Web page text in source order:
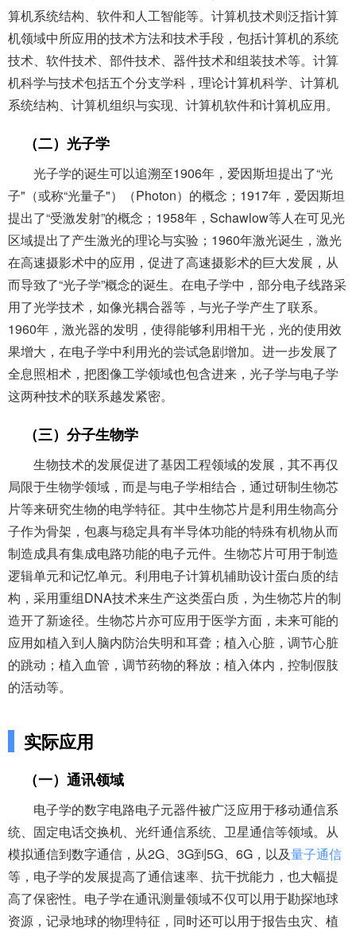
算机系统结构、软件和人工智能等。计算机技术则泛指计算
机领域中所应用的技术方法和技术手段，包括计算机的系统
技术、软件技术、部件技术、器件技术和组装技术等。计算
机科学与技术包括五个分支学科，理论计算机科学、计算机
系统结构、计算机组织与实现、计算机软件和计算机应用。
（二）光子学
光子学的诞生可以追溯至1906年，爱因斯坦提出了“光
子"（或称“光量子"）（Photon）的概念；1917年，爱因斯坦
提出了“受激发射”的概念；1958年，Schawlow等人在可见光
区域提出了产生激光的理论与实验；1960年激光诞生，激光
在高速摄影术中的应用，促进了高速摄影术的巨大发展，从
而导致了“光子学”概念的诞生。在电子学中，部分电子线路采
用了光学技术，如像光耦合器等，与光子学产生了联系。
1960年，激光器的发明，使得能够利用相干光，光的使用效
果增大，在电子学中利用光的尝试急剧增加。进一步发展了
全息照相术，把图像工学领域也包含进来，光子学与电子学
这两种技术的联系越发紧密。
（三）分子生物学
生物技术的发展促进了基因工程领域的发展，其不再仅
局限于生物学领域，而是与电子学相结合，通过研制生物芯
片等来研究生物的电学特征。其中生物芯片是利用生物高分
子作为骨架，包裹与稳定具有半导体功能的特殊有机物从而
制造成具有集成电路功能的电子元件。生物芯片可用于制造
逻辑单元和记忆单元。利用电子计算机辅助设计蛋白质的结
构，采用重组DNA技术来生产这类蛋白质，为生物芯片的制
造开了新途径。生物芯片亦可应用于医学方面，未来可能的
应用如植入到人脑内防治失明和耳聋；植入心脏，调节心脏
的跳动；植入血管，调节药物的释放；植入体内，控制假肢
的活动等。
实际应用
（一）通讯领域
电子学的数字电路电子元器件被广泛应用于移动通信系
统、固定电话交换机、光纤通信系统、卫星通信等领域。从
模拟通信到数字通信，从2G、3G到5G、6G，以及量子通信
等，电子学的发展提高了通信速率、抗干扰能力，也大幅提
高了保密性。电子学在通讯测量领域不仅可以用于勘探地球
资源，记录地球的物理特征，同时还可以用于报告虫灾、植